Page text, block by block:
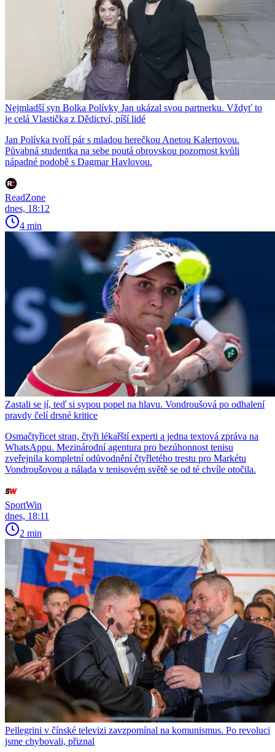
Nejmladší syn Bolka Polívky Jan ukázal svou partnerku. Vždyť to
je celá Vlastička z Dědictví, píší lidé
Jan Polívka tvoří pár s mladou herečkou Anetou Kalertovou.
Půvabná studentka na sebe poutá obrovskou pozornost kvůli
nápadné podobě s Dagmar Havlovou.
ReadZone
dnes, 18:12
4 min
Zastali se jí, teď si sypou popel na hlavu. Vondroušová po odhalení
pravdy čelí drsné kritice
Osmačtyřicet stran, čtyři lékařští experti a jedna textová zpráva na
WhatsAppu. Mezinárodní agentura pro bezúhonnost tenisu
zveřejnila kompletní odůvodnění čtyřletého trestu pro Markétu
Vondroušovou a nálada v tenisovém světě se od té chvíle otočila.
SportWin
dnes, 18:11
2 min
Pellegrini v čínské televizi zavzpomínal na komunismus. Po revoluci
jsme chybovali, přiznal